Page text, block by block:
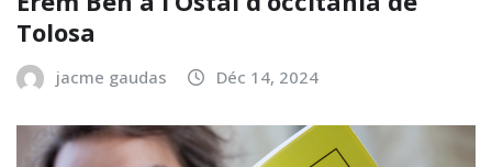
Tolosa
jacme gaudas Déc 14, 2024